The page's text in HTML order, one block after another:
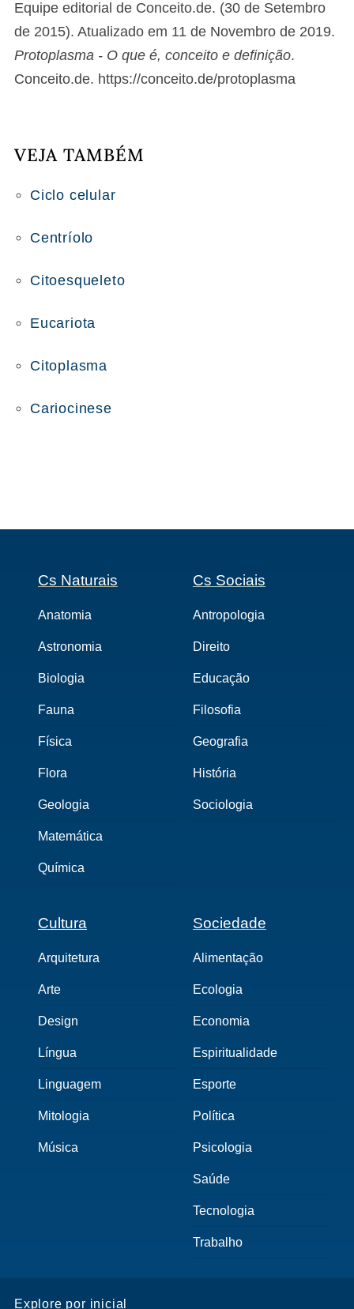
Equipe editorial de Conceito.de. (30 de Setembro
de 2015). Atualizado em 11 de Novembro de 2019.
Protoplasma - O que é, conceito e definição.
Conceito.de. https://conceito.de/protoplasma
VEJA TAMBÉM
Ciclo celular
Centríolo
Citoesqueleto
Eucariota
Citoplasma
Cariocinese
Cs Naturais
Anatomia
Astronomia
Biologia
Fauna
Física
Flora
Geologia
Matemática
Química
Cs Sociais
Antropologia
Direito
Educação
Filosofia
Geografia
História
Sociologia
Cultura
Arquitetura
Arte
Design
Língua
Linguagem
Mitologia
Música
Sociedade
Alimentação
Ecologia
Economia
Espiritualidade
Esporte
Política
Psicologia
Saúde
Tecnologia
Trabalho
Explore por inicial